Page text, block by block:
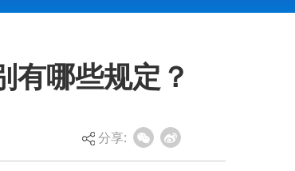
有哪些规定？
分享: